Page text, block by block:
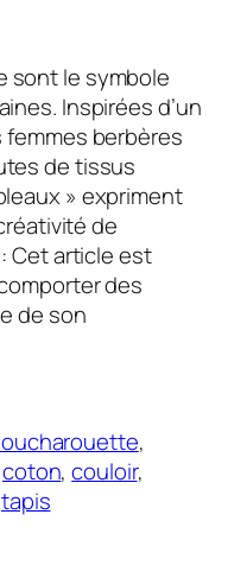
sont le symbole
Inspirées d’un
berbères
de tissus
» expriment
de
Cet article est
des
de son
coton, couloir
tapis